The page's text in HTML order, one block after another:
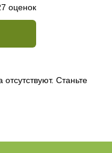
оценок
Станьте